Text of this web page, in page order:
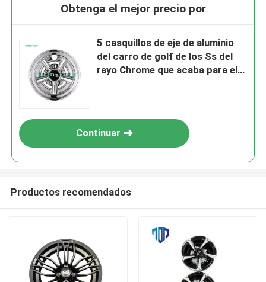
Obtenga el mejor precio por
5 casquillos de eje de aluminio
del carro de golf de los Ss del
rayo Chrome que acaba para el
Continuar
Productos recomendados